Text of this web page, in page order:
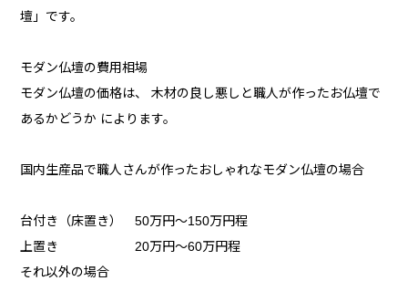
壇」です。
モダン仏壇の費用相場
モダン仏壇の価格は、 木材の良し悪しと職人が作ったお仏壇で
あるかどうか によります。
国内生産品で職人さんが作ったおしゃれなモダン仏壇の場合
台付き（床置き） 50万円〜150万円程
上置き 20万円〜60万円程
それ以外の場合